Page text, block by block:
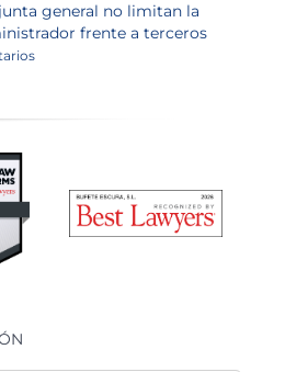
general no limitan la
frente a terceros